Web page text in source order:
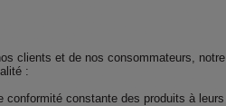
clients et de nos consommateurs,
:
conformité constante des produits à leurs